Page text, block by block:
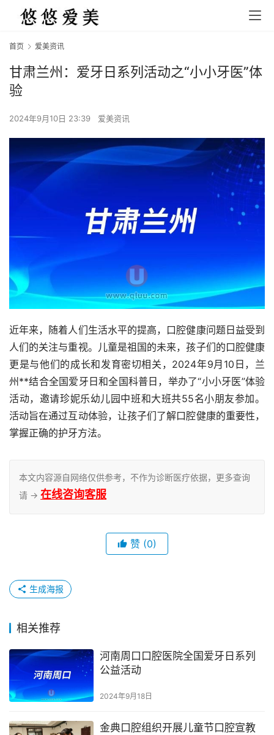
首页 爱美资讯
甘肃兰州：爱牙日系列活动之“小小牙医”体
验
2024年9月10日 23:39 爱美资讯
近年来，随着人们生活水平的提高，口腔健康问题日益受到
人们的关注与重视。儿童是祖国的未来，孩子们的口腔健康
更是与他们的成长和发育密切相关，2024年9月10日，兰
州**结合全国爱牙日和全国科普日，举办了“小小牙医”体验
活动，邀请珍妮乐幼儿园中班和大班共55名小朋友参加。
活动旨在通过互动体验，让孩子们了解口腔健康的重要性，
掌握正确的护牙方法。
本文内容源自网络仅供参考，不作为诊断医疗依据，更多查询
请 → 在线咨询客服
赞 (0)
生成海报
相关推荐
河南周口口腔医院全国爱牙日系列
公益活动
2024年9月18日
金典口腔组织开展儿童节口腔宣教